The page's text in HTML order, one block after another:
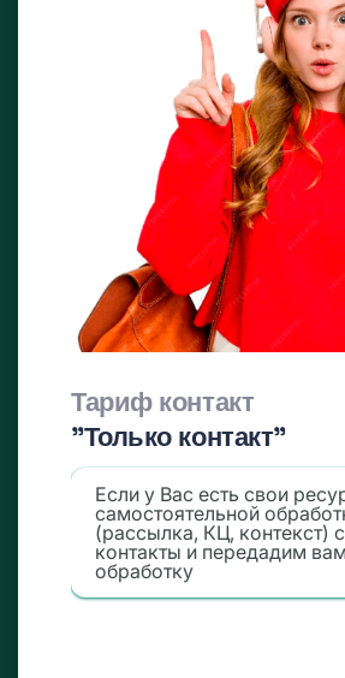
Тариф контакт
"Только контакт"
Если у Вас есть свои
самостоятельной
(рассылка, КЦ, контекст)
контакты и передадим
обработку